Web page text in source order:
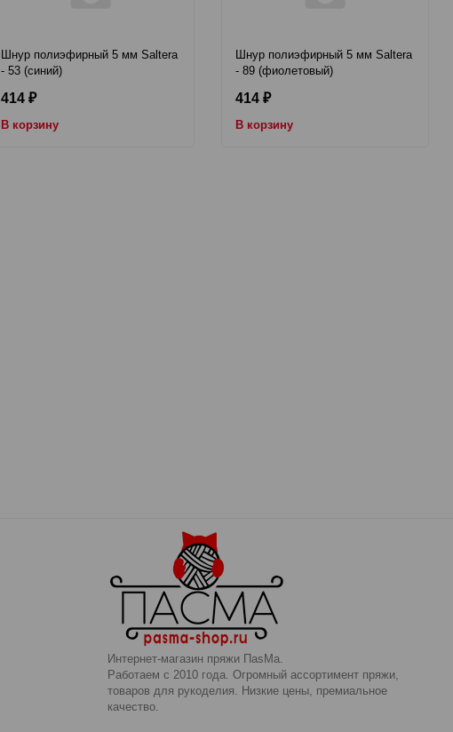
Шнур полиэфирный 5 мм Saltera
- 53 (синий)
414 ₽
В корзину
Шнур полиэфирный 5 мм Saltera
- 89 (фиолетовый)
414 ₽
В корзину
Интернет-магазин пряжи ПаsМа.
Работаем с 2010 года. Огромный ассортимент пряжи,
товаров для рукоделия. Низкие цены, премиальное
качество.